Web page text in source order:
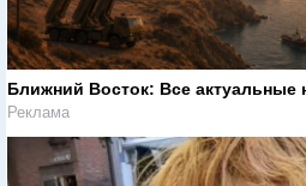
Ближний Восток: Все актуальные
Реклама